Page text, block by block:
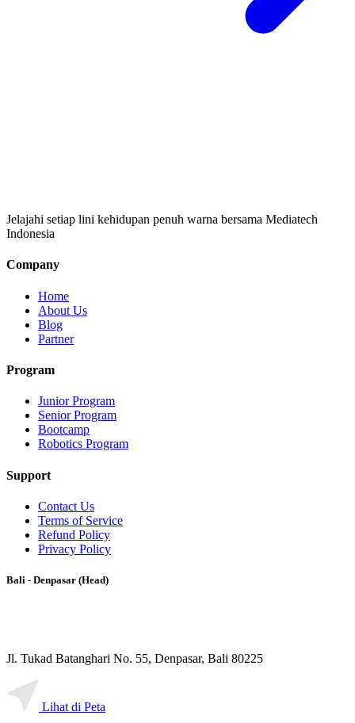
Jelajahi setiap lini kehidupan penuh warna bersama Mediatech
Indonesia
Company
Home
About Us
Blog
Partner
Program
Junior Program
Senior Program
Bootcamp
Robotics Program
Support
Contact Us
Terms of Service
Refund Policy
Privacy Policy
Bali - Denpasar (Head)
Jl. Tukad Batanghari No. 55, Denpasar, Bali 80225
Lihat di Peta